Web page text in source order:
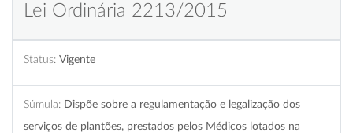
Lei Ordinária 2213/2015
Status: Vigente
Súmula: Dispõe sobre a regulamentação e legalização dos
serviços de plantões, prestados pelos Médicos lotados na